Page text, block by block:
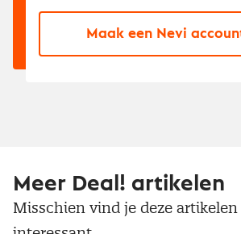
Maak een Nevi
Meer Deal! artikelen
Misschien vind je deze